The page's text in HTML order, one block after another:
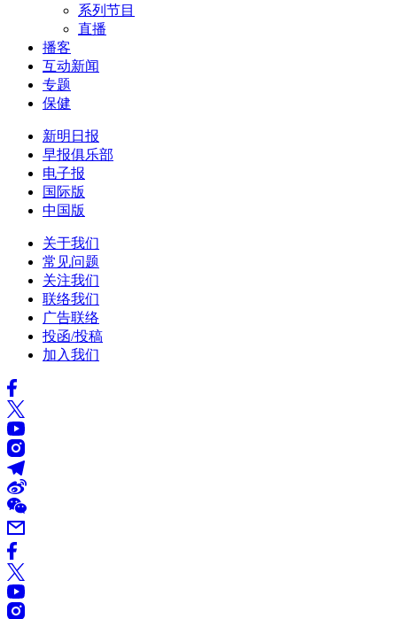
系列节目
直播
播客
互动新闻
专题
保健
新明日报
早报俱乐部
电子报
国际版
中国版
关于我们
常见问题
关注我们
联络我们
广告联络
投函/投稿
加入我们